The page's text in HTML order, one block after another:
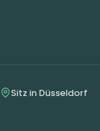
Sitz in Düsseldorf